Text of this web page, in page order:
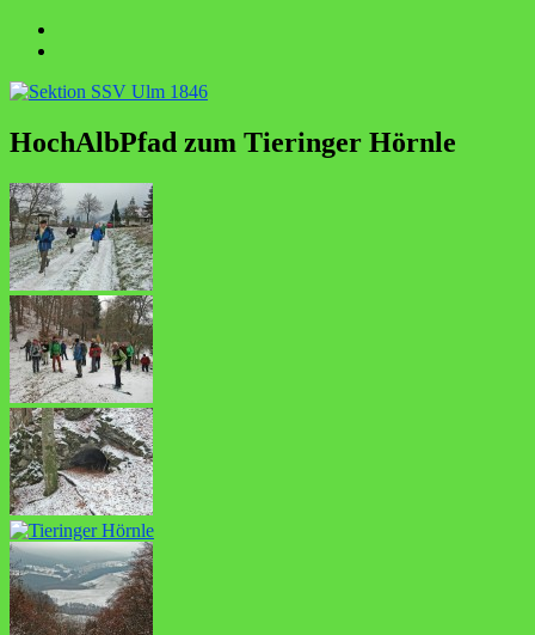
HochAlbPfad zum Tieringer Hörnle